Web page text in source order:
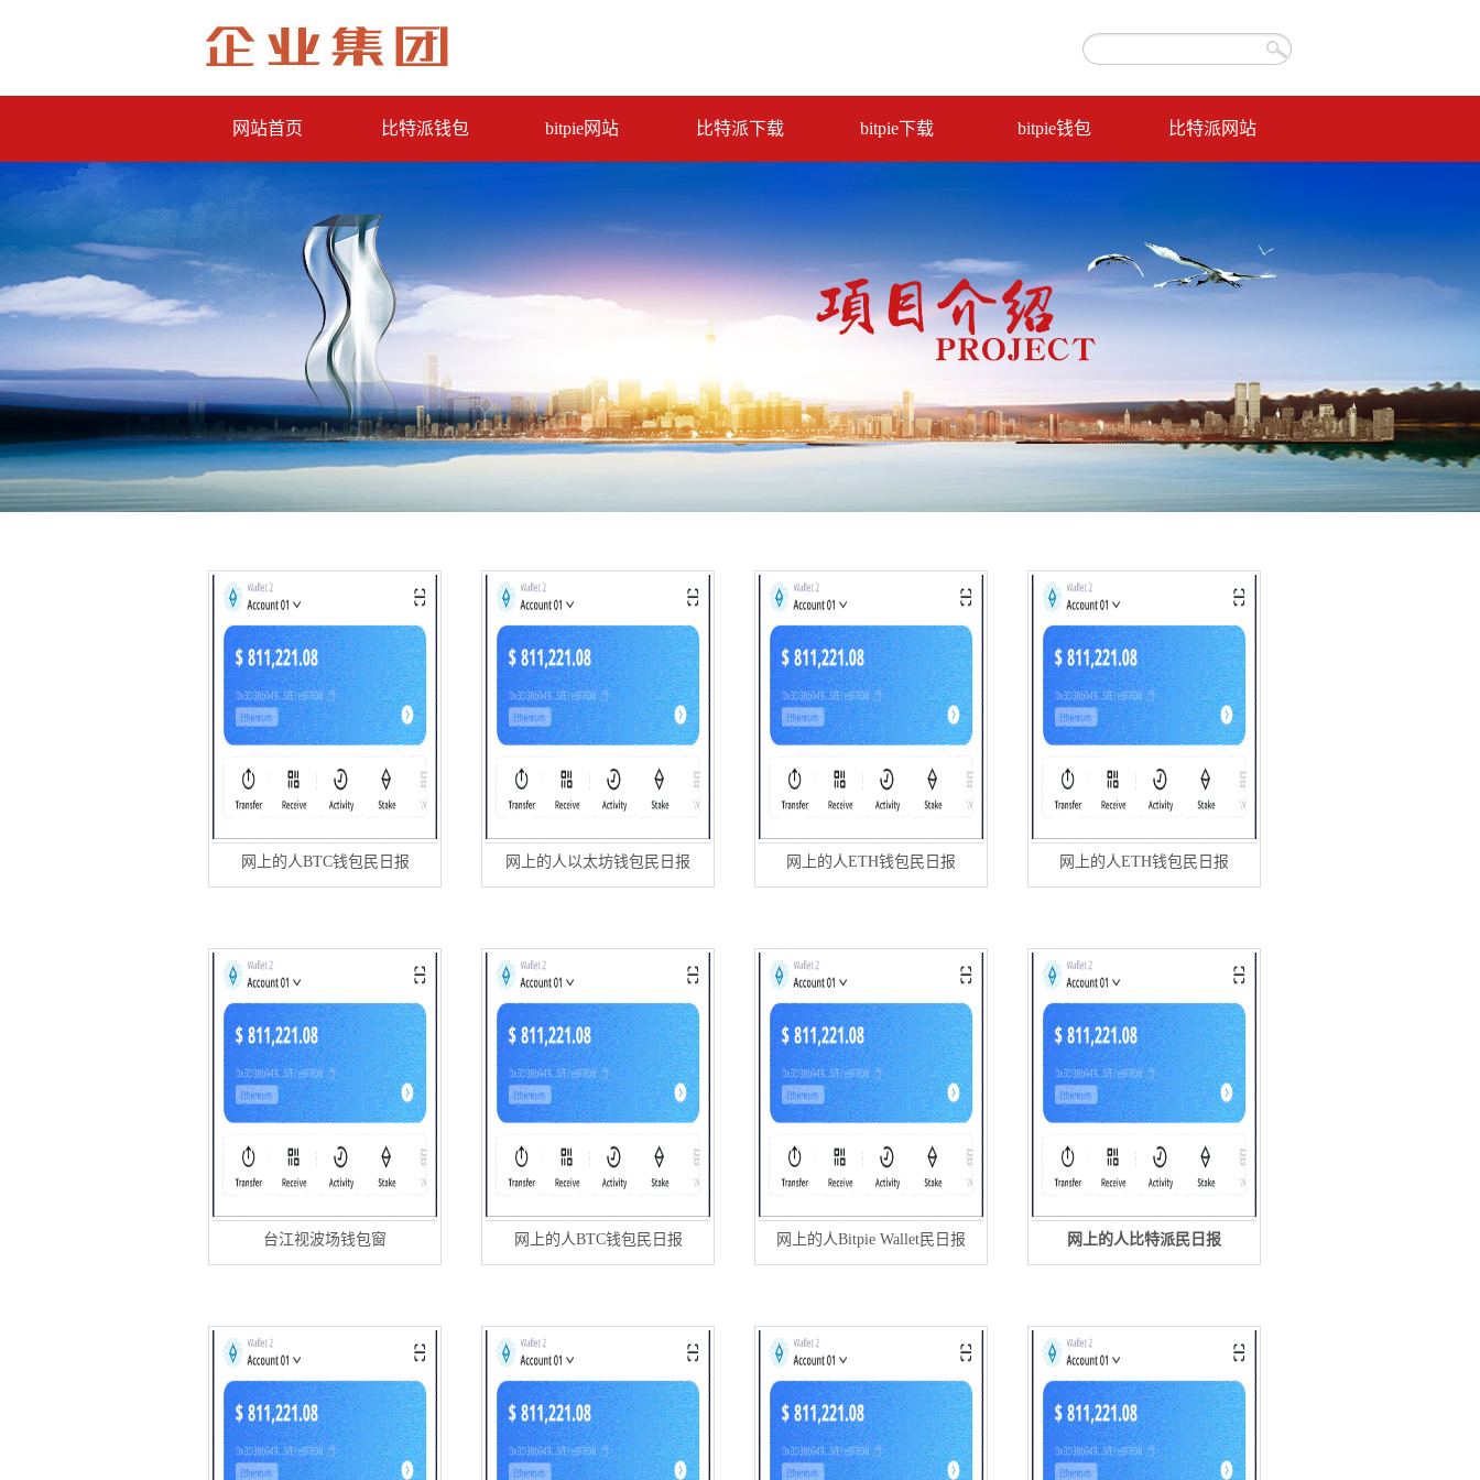
网站首页 比特派钱包 bitpie网站 比特派下载 bitpie下载 bitpie钱包 比特派网站
网上的人BTC钱包民日报 网上的人以太坊钱包民日报 网上的人ETH钱包民日报 网上的人ETH钱包民日报
台江视波场钱包窗 网上的人BTC钱包民日报 网上的人Bitpie Wallet民日报 网上的人比特派民日报